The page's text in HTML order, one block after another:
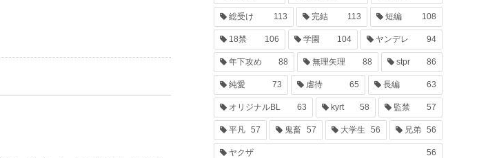
総受け 113 完結 113 短編 108
18禁 106 学園 104 ヤンデレ 94
年下攻め 88 無理矢理 88 stpr 86
純愛 73 虐待 65 長編 63
オリジナルBL 63 kyrt 58 監禁 57
平凡 57 鬼畜 57 大学生 56 兄弟 56
ヤクザ 56